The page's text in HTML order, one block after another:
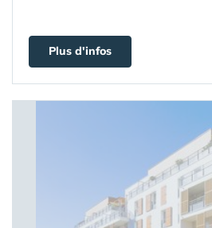
Plus d'infos